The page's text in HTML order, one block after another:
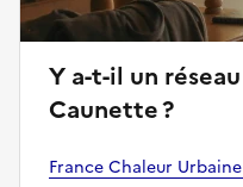
Y a-t-il un réseau de chaleur à La
Caunette ?
France Chaleur Urbaine